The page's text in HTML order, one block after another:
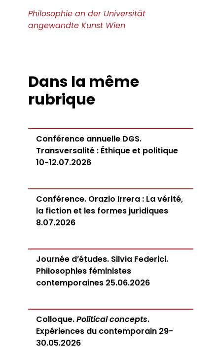
Philosophie an der Universität
angewandte Kunst Wien
Dans la même
rubrique
Conférence annuelle DGS.
Transversalité : Éthique et politique
10-12.07.2026
Conférence. Orazio Irrera : La vérité,
la fiction et les formes juridiques
8.07.2026
Journée d’études. Silvia Federici.
Philosophies féministes
contemporaines 25.06.2026
Colloque.Political concepts.
Expériences du contemporain 29-
30.05.2026